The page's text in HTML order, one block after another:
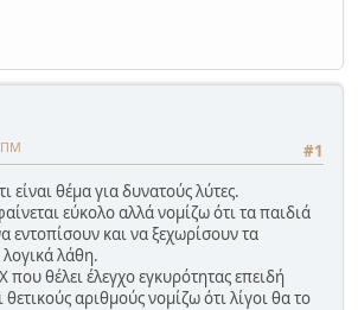
#1
ΠΜ
είναι θέμα για δυνατούς λύτες.
εύκολο αλλά νομίζω ότι τα παιδιά
εντοπίσουν και να ξεχωρίσουν τα
λάθη.
που θέλει έλεγχο εγκυρότητας επειδή
θετικούς αριθμούς νομίζω ότι λίγοι θα το